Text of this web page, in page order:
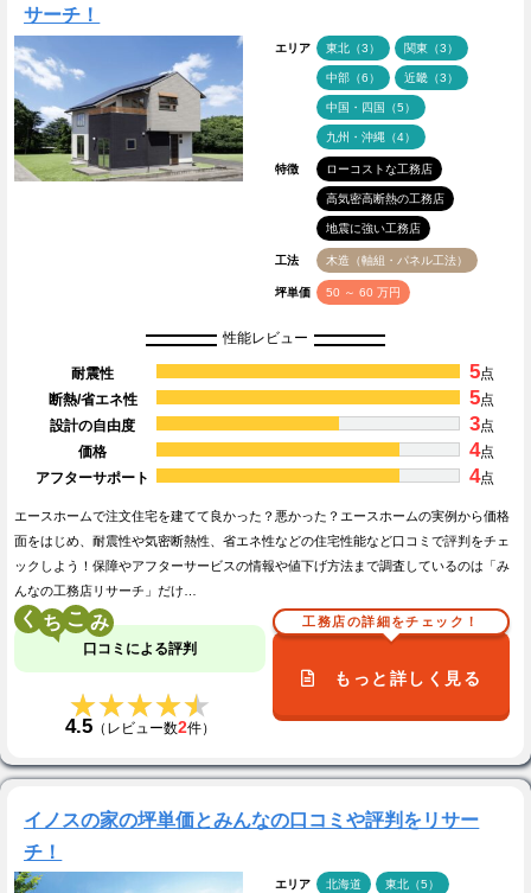
サーチ！
エリア 東北（3） 関東（3）
中部（6） 近畿（3）
中国・四国（5）
九州・沖縄（4）
特徴 ローコストな工務店
高気密高断熱の工務店
地震に強い工務店
工法 木造（軸組・パネル工法）
坪単価 50 ～ 60 万円
性能レビュー
耐震性 5点
断熱/省エネ性
5点
設計の自由度
3点
価格
4点
アフターサポート
4点
エースホームで注文住宅を建てて良かった？悪かった？エースホームの実例から価格
面をはじめ、耐震性や気密断熱性、省エネ性などの住宅性能など口コミで評判をチェ
ックしよう！保障やアフターサービスの情報や値下げ方法まで調査しているのは「み
んなの工務店リサーチ」だけ…
く こ
口コミによる評判
★★★★★
★★★★★
4.5（レビュー数2件）
工務店の詳細をチェック！
もっと詳しく見る
イノスの家の坪単価とみんなの口コミや評判をリサー
チ！
エリア 北海道 東北（5）